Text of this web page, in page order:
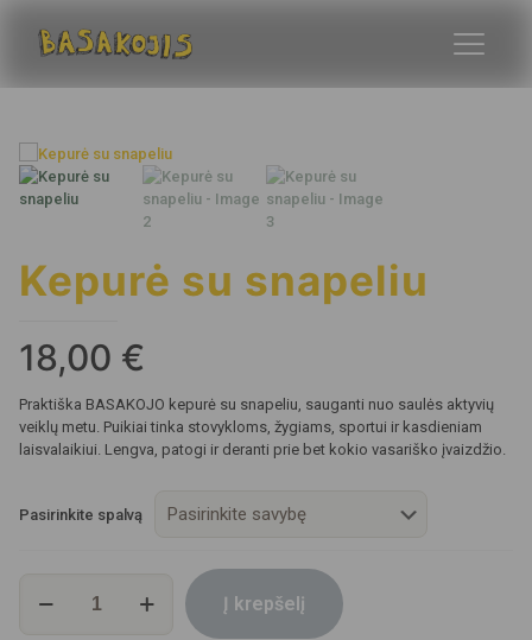
Kepurė su snapeliu
18,00 €
Praktiška BASAKOJO kepurė su snapeliu, sauganti nuo saulės aktyvių
veiklų metu. Puikiai tinka stovykloms, žygiams, sportui ir kasdieniam
laisvalaikiui. Lengva, patogi ir deranti prie bet kokio vasariško įvaizdžio.
Pasirinkite spalvą
kiekis:
Į krepšelį